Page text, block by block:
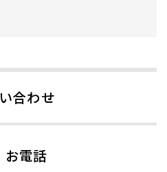
合わせ
お電話